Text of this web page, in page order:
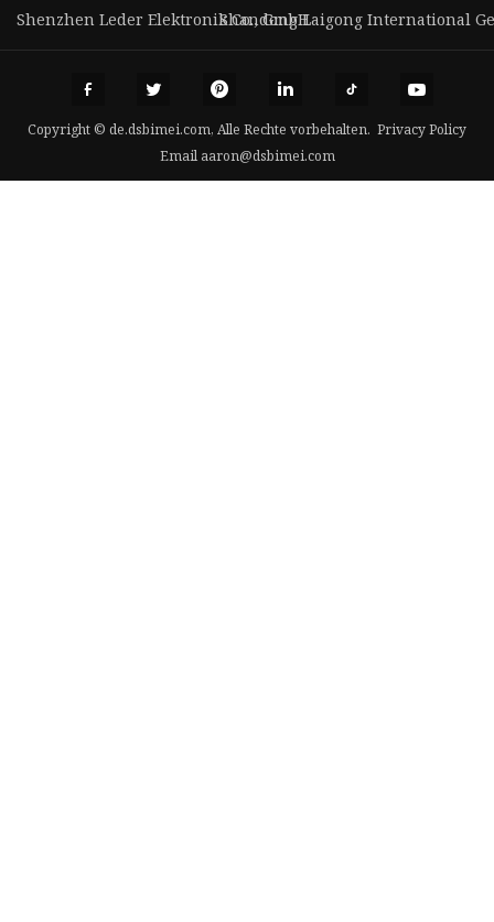
Shenzhen Leder Elektronik Co., GmbHShandong Laigong International
Copyright © de.dsbimei.com, Alle Rechte vorbehalten. Privacy Policy
Email aaron@dsbimei.com